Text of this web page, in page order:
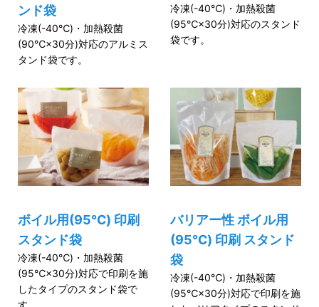
ンド袋
冷凍(-40℃)・加熱殺菌
(90℃×30分)対応のアルミス
タンド袋です。
冷凍(-40℃)・加熱殺菌
(95℃×30分)対応のスタンド
袋です。
ボイル用(95℃) 印刷
スタンド袋
冷凍(-40℃)・加熱殺菌
(95℃×30分)対応で印刷を施
したタイプのスタンド袋で
す。
バリアー性 ボイル用
(95℃) 印刷 スタンド
袋
冷凍(-40℃)・加熱殺菌
(95℃×30分)対応で印刷を施